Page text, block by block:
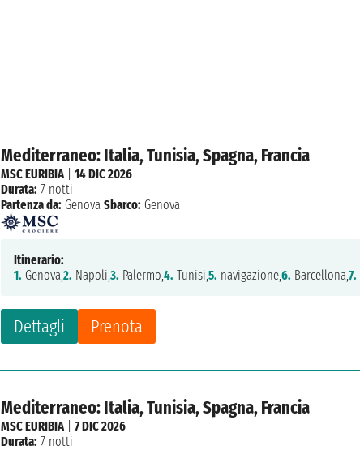
Mediterraneo: Italia, Tunisia, Spagna, Francia
Dettagli Prenota
MSC EURIBIA|14 DIC 2026
Durata: 7 notti
Partenza da: Genova Sbarco: Genova
Itinerario:
1. Genova,2. Napoli,3. Palermo,4. Tunisi,5. navigazione,6. Barcellona,7.
Mediterraneo: Italia, Tunisia, Spagna, Francia
MSC EURIBIA|7 DIC 2026
Durata: 7 notti